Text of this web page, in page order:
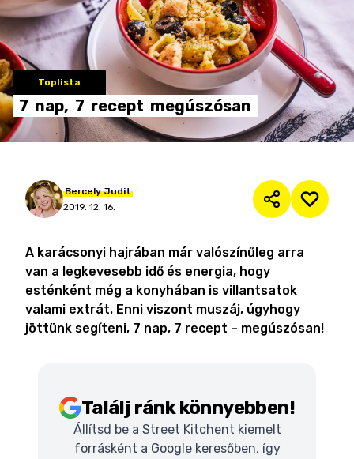
Toplista
7 nap, 7 recept megúszósan
Bercely Judit
2019. 12. 16.
A karácsonyi hajrában már valószínűleg arra
van a legkevesebb idő és energia, hogy
esténként még a konyhában is villantsatok
valami extrát. Enni viszont muszáj, úgyhogy
jöttünk segíteni, 7 nap, 7 recept – megúszósan!
Találj ránk könnyebben!
Állítsd be a Street Kitchent kiemelt
forrásként a Google keresőben, így